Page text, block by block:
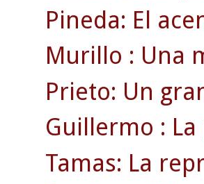
Pineda: El
Murillo : Una
Prieto: Un
Guillermo :
Tamas: La